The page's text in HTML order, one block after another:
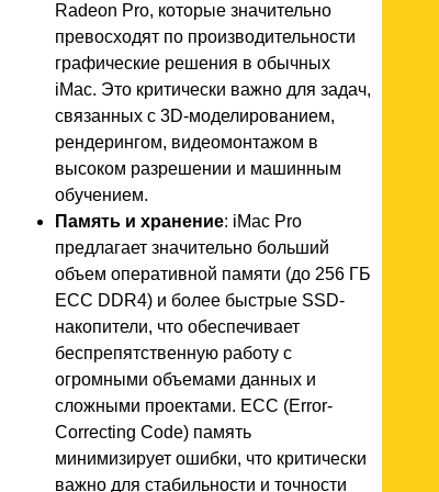
Radeon Pro, которые значительно
превосходят по производительности
графические решения в обычных
iMac. Это критически важно для задач,
связанных с 3D-моделированием,
рендерингом, видеомонтажом в
высоком разрешении и машинным
обучением.
Память и хранение: iMac Pro
предлагает значительно больший
объем оперативной памяти (до 256 ГБ
ECC DDR4) и более быстрые SSD-
накопители, что обеспечивает
беспрепятственную работу с
огромными объемами данных и
сложными проектами. ECC (Error-
Correcting Code) память
минимизирует ошибки, что критически
важно для стабильности и точности